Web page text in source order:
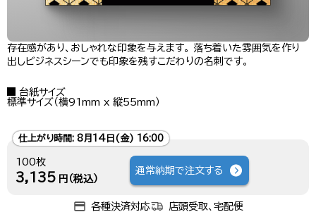
存在感があり、おしゃれな印象を与えます。 落ち着いた雰囲気を作り
出しビジネスシーンでも印象を残すこだわりの名刺です。
台紙サイズ
標準サイズ（横91mm x 縦55mm）
仕上がり時間: 8月14日(金) 16:00
100枚
3,135 円（税込）
通常納期で注文する
各種決済対応 店頭受取、宅配便